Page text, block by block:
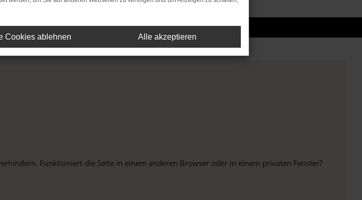
Funktioniert die Seite in einem anderen Browser oder in einem privaten Fenster?
Cookies ablehnen Alle akzeptieren